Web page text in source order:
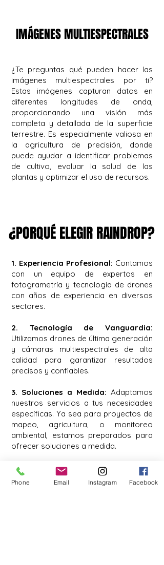
IMÁGENES MULTIESPECTRALES
IMÁGENES MULTIESPECTRALES
¿PORQUÉ ELEGIR RAINDROP?
¿PORQUÉ ELEGIR RAINDROP?
¿Te preguntas qué pueden hacer las
imágenes multiespectrales por ti?
Estas imágenes capturan datos en
diferentes longitudes de onda,
proporcionando una visión más
completa y detallada de la superficie
terrestre. Es especialmente valiosa en
la agricultura de precisión, donde
puede ayudar a identificar problemas
de cultivo, evaluar la salud de las
plantas y optimizar el uso de recursos.
1. Experiencia Profesional: Contamos
con un equipo de expertos en
fotogrametría y tecnología de drones
con años de experiencia en diversos
sectores.
2. Tecnología de Vanguardia:
Utilizamos drones de última generación
y cámaras multiespectrales de alta
calidad para garantizar resultados
precisos y confiables.
3. Soluciones a Medida: Adaptamos
nuestros servicios a tus necesidades
específicas. Ya sea para proyectos de
mapeo, agricultura, o monitoreo
ambiental, estamos preparados para
ofrecer soluciones a medida.
¿Listo para llevar tus proyectos al
siguiente nivel? ¡Contáctanos hoy!
Phone Email Instagram Facebook